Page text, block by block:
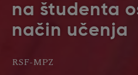
na študenta
način učenja
RSF-MPZ